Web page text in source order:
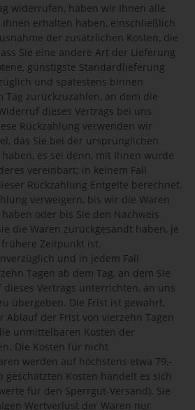
widerrufen, haben wir Ihnen alle
erhalten haben, einschließlich
der zusätzlichen Kosten, die
Sie eine andere Art der Lieferung
günstigste Standardlieferung
und spätestens binnen
Tag zurückzuzahlen, an dem die
dieses Vertrags bei uns
Rückzahlung verwenden wir
das Sie bei der ursprünglichen
es sei denn, mit Ihnen wurde
vereinbart; in keinem Fall
Rückzahlung Entgelte berechnet.
verweigern, bis wir die Waren
oder bis Sie den Nachweis
die Waren zurückgesandt haben, je
Zeitpunkt ist.
und in jedem Fall
Tagen ab dem Tag, an dem Sie
Vertrags unterrichten, an uns
übergeben. Die Frist ist gewahrt,
Ablauf der Frist von vierzehn Tagen
unmittelbaren Kosten der
Die Kosten für nicht
werden auf höchstens etwa 79,-
geschätzten Kosten handelt es sich
für den Sperrgut-Versand). Sie
Wertverlust der Waren nur